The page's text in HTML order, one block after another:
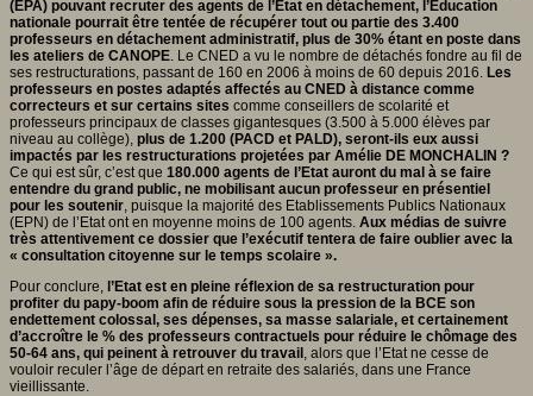
(EPA) pouvant recruter des agents de l’Etat en détachement, l’Education
nationale pourrait être tentée de récupérer tout ou partie des 3.400
professeurs en détachement administratif, plus de 30% étant en poste dans
les ateliers de CANOPE . Le CNED a vu le nombre de détachés fondre au fil de
ses restructurations, passant de 160 en 2006 à moins de 60 depuis 2016. Les
professeurs en postes adaptés affectés au CNED à distance comme
correcteurs et sur certains sites comme conseillers de scolarité et
professeurs principaux de classes gigantesques (3.500 à 5.000 élèves par
niveau au collège), plus de 1.200 (PACD et PALD), seront-ils eux aussi
impactés par les restructurations projetées par Amélie DE MONCHALIN ?
Ce qui est sûr, c’est que 180.000 agents de l’Etat auront du mal à se faire
entendre du grand public, ne mobilisant aucun professeur en présentiel
pour les soutenir , puisque la majorité des Etablissements Publics Nationaux
(EPN) de l’Etat ont en moyenne moins de 100 agents. Aux médias de suivre
très attentivement ce dossier que l’exécutif tentera de faire oublier avec la
« consultation citoyenne sur le temps scolaire ».
Pour conclure, l’Etat est en pleine réflexion de sa restructuration pour
profiter du papy-boom afin de réduire sous la pression de la BCE son
endettement colossal, ses dépenses, sa masse salariale, et certainement
d’accroître le % des professeurs contractuels pour réduire le chômage des
50-64 ans, qui peinent à retrouver du travail , alors que l’Etat ne cesse de
vouloir reculer l’âge de départ en retraite des salariés, dans une France
vieillissante.